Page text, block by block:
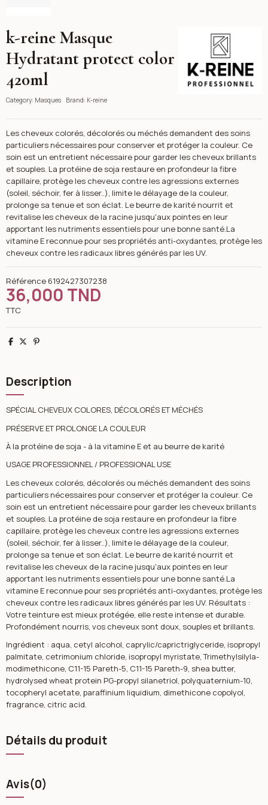
k-reine Masque
Hydratant protect color
420ml
Category: Masques Brand: K-reine
Les cheveux colorés, décolorés ou méchés demandent des soins
particuliers nécessaires pour conserver et protéger la couleur. Ce
soin est un entretient nécessaire pour garder les cheveux brillants
et souples. La protéine de soja restaure en profondeur la fibre
capillaire, protège les cheveux contre les agressions externes
(soleil, séchoir, fer à lisser..), limite le délayage de la couleur,
prolonge sa tenue et son éclat. Le beurre de karité nourrit et
revitalise les cheveux de la racine jusqu'aux pointes en leur
apportant les nutriments essentiels pour une bonne santé.La
vitamine E reconnue pour ses propriétés anti-oxydantes, protège les
cheveux contre les radicaux libres générés par les UV.
Référence 6192427307238
36,000 TND
TTC
Partager
TweetPinterest
Description
SPÉCIAL CHEVEUX COLORES, DÉCOLORÉS ET MÉCHÉS
PRÉSERVE ET PROLONGE LA COULEUR
À la protéine de soja - à la vitamine E et au beurre de karité
USAGE PROFESSIONNEL / PROFESSIONAL USE
Les cheveux colorés, décolorés ou méchés demandent des soins
particuliers nécessaires pour conserver et protéger la couleur. Ce
soin est un entretient nécessaire pour garder les cheveux brillants
et souples. La protéine de soja restaure en profondeur la fibre
capillaire, protège les cheveux contre les agressions externes
(soleil, séchoir, fer à lisser..), limite le délayage de la couleur,
prolonge sa tenue et son éclat. Le beurre de karité nourrit et
revitalise les cheveux de la racine jusqu'aux pointes en leur
apportant les nutriments essentiels pour une bonne santé.La
vitamine E reconnue pour ses propriétés anti-oxydantes, protège les
cheveux contre les radicaux libres générés par les UV. Résultats :
Votre teinture est mieux protégée, elle reste intense et durable.
Profondément nourris, vos cheveux sont doux, souples et brillants.
Ingrédient : aqua, cetyl alcohol, caprylic/caprictriglyceride, isopropyl
palmitate, cetrimonium chloride, isopropyl myristate, Trimethylsilyla-
modimethicone, C11-15 Pareth-5, C11-15 Pareth-9, shea butter,
hydrolysed wheat protein PG-propyl silanetriol, polyquaternium-10,
tocopheryl acetate, paraffinium liquidium, dimethicone copolyol,
fragrance, citric acid.
Détails du produit
Avis(0)